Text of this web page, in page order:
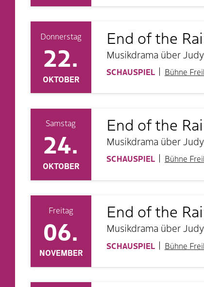
Donnerstag
22.
OKTOBER
End of the
Musikdrama über
SCHAUSPIEL Bühne
Samstag
24.
OKTOBER
End of the
Musikdrama über
SCHAUSPIEL Bühne
Freitag
06.
NOVEMBER
End of the
Musikdrama über
SCHAUSPIEL Bühne